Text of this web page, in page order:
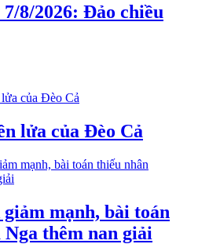
8/2026: Đảo chiều
lửa của Đèo Cả
mạnh, bài toán
thêm nan giải